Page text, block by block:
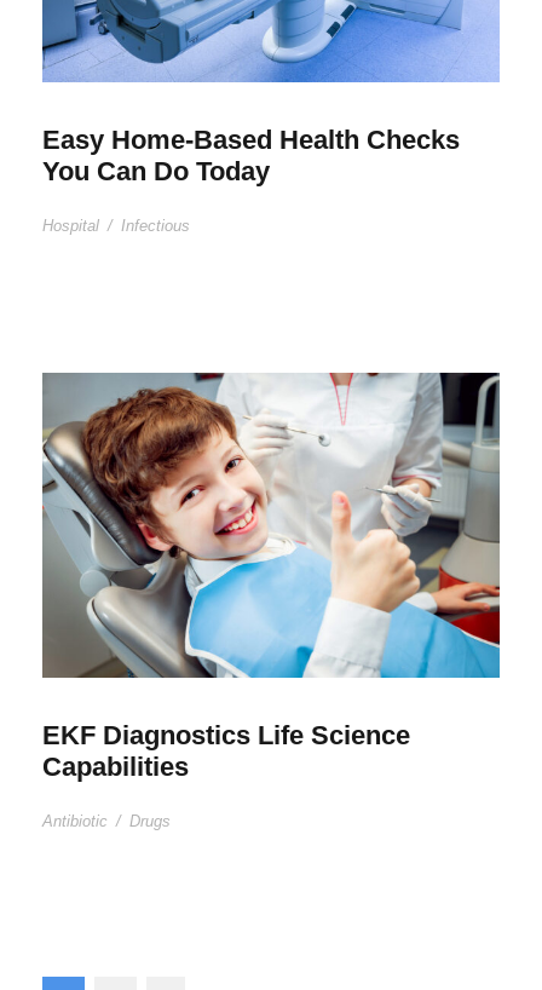
Easy Home-Based Health Checks
You Can Do Today
Hospital / Infectious
EKF Diagnostics Life Science
Capabilities
Antibiotic / Drugs